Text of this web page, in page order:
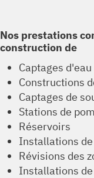
Nos prestations
construction de
Captages
Constructions
Captages de
Stations de
Réservoirs
Installations
Révisions des
Installations